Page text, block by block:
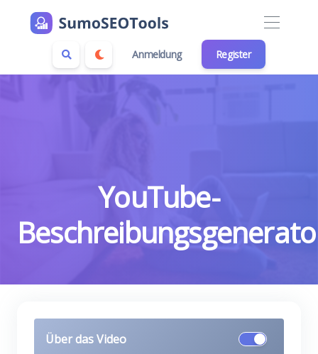
Anmeldung Register
YouTube-
Über das Video